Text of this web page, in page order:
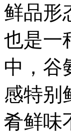
鲜品形
也是一
中，谷
感特别
肴鲜味